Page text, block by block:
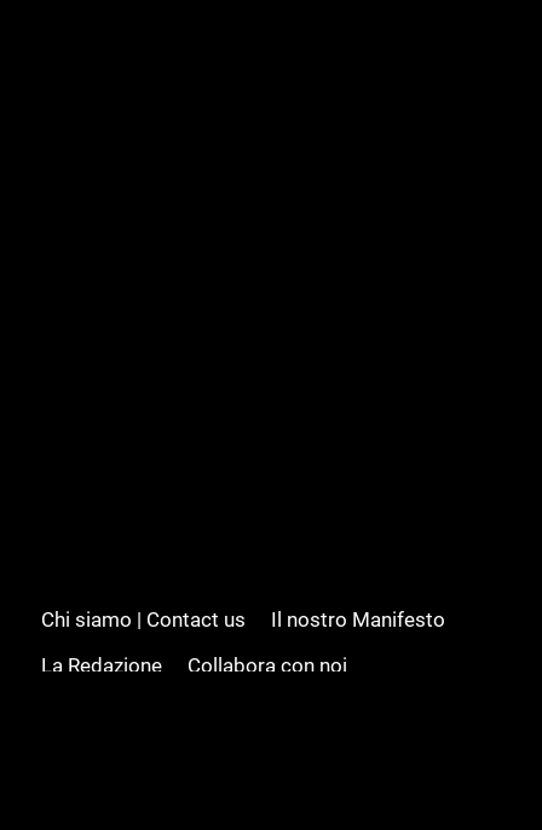
Chi siamo | Contact us
Il nostro Manifesto
La Redazione
Collabora con noi